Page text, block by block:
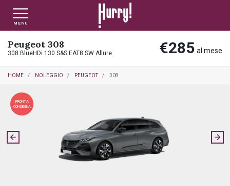
MENU
Peugeot 308
308 BlueHDi 130 S&S EAT8 SW Allure €285 al mese
HOME NOLEGGIO PEUGEOT 308
PRONTA
CONSEGNA
NLT PRIVATI
NLT USATO PRIVATI
NLT NUOVO
FINANZIAMENTO